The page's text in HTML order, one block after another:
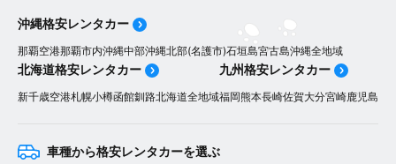
沖縄格安レンタカー
那覇空港那覇市内沖縄中部沖縄北部(名護市)石垣島宮古島沖縄全地域
北海道格安レンタカー
新千歳空港札幌小樽函館釧路北海道全地域
九州格安レンタカー
福岡熊本長崎佐賀大分宮崎鹿児島
車種から格安レンタカーを選ぶ